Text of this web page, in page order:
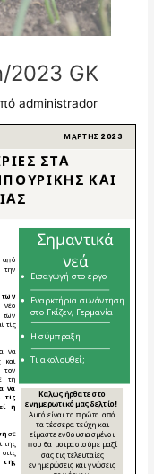
2023 GK
administrador